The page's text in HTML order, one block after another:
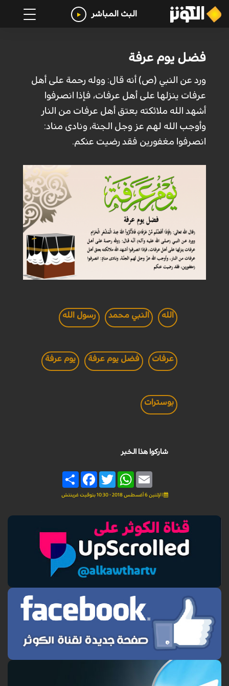
البث المباشر
فضل يوم عرفة
ورد عن النبي (ص) أنه قال: ووله رحمة على أهل
عرفات ينزلها على أهل عرفات، فإذا انصرفوا
أشهد الله ملائكته بعتق أهل عرفات من النار
وأوجب الله لهم عز وجل الجنة، ونادى مناد:
انصرفوا مغفورين فقد رضيت عنكم.
الله النبي محمد رسول الله
عرفات فضل يوم عرفة يوم عرفة
بوسترات
شاركوا هذا الخبر
Share
FacebookTwitter
WhatsAppEmail
الإثنين 6 أغسطس 2018 - 10:30 بتوقيت غرينتش